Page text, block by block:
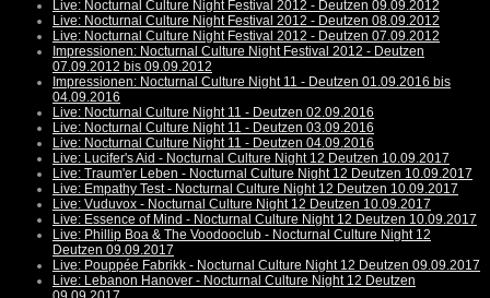
Live: Nocturnal Culture Night Festival 2012 - Deutzen 09.09.2012
Live: Nocturnal Culture Night Festival 2012 - Deutzen 08.09.2012
Live: Nocturnal Culture Night Festival 2012 - Deutzen 07.09.2012
Impressionen: Nocturnal Culture Night Festival 2012 - Deutzen
07.09.2012 bis 09.09.2012
Impressionen: Nocturnal Culture Night 11 - Deutzen 01.09.2016 bis
04.09.2016
Live: Nocturnal Culture Night 11 - Deutzen 02.09.2016
Live: Nocturnal Culture Night 11 - Deutzen 03.09.2016
Live: Nocturnal Culture Night 11 - Deutzen 04.09.2016
Live: Lucifer's Aid - Nocturnal Culture Night 12 Deutzen 10.09.2017
Live: Traum'er Leben - Nocturnal Culture Night 12 Deutzen 10.09.2017
Live: Empathy Test - Nocturnal Culture Night 12 Deutzen 10.09.2017
Live: Vuduvox - Nocturnal Culture Night 12 Deutzen 10.09.2017
Live: Essence of Mind - Nocturnal Culture Night 12 Deutzen 10.09.2017
Live: Phillip Boa & The Voodooclub - Nocturnal Culture Night 12
Deutzen 09.09.2017
Live: Pouppée Fabrikk - Nocturnal Culture Night 12 Deutzen 09.09.2017
Live: Lebanon Hanover - Nocturnal Culture Night 12 Deutzen